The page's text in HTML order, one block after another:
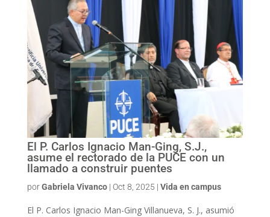
El P. Carlos Ignacio Man-Ging, S.J.,
asume el rectorado de la PUCE con un
llamado a construir puentes
porGabriela Vivanco| Oct 8, 2025 | Vida en campus
El P. Carlos Ignacio Man-Ging Villanueva, S. J., asumió